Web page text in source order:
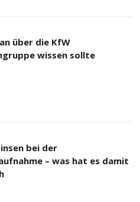
über die KfW
wissen sollte
bei der
– was hat es damit